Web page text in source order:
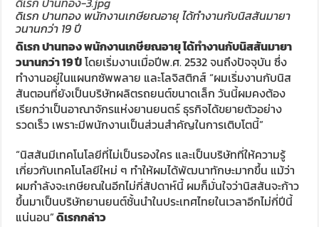
ดิเรก ปานทอง พนักงานเกษียณอายุ ได้ทำงานกับนิสสันมายา
วนานกว่า 19 ปี
ดิเรก ปานทอง พนักงานเกษียณอายุ ได้ทำงานกับนิสสันมายา
วนานกว่า 19 ปีโดยเริ่มงานเมื่อปีพ.ศ. 2532 จนถึงปัจจุบัน ซึ่ง
ทำงานอยู่ในแผนกซัพพลาย และโลจิสติกส์ “ผมเริ่มงานกับนิส
สันตอนที่ยังเป็นบริษัทผลิตรถยนต์ขนาดเล็ก วันนี้ผมคงต้อง
เรียกว่าเป็นอาณาจักรแห่งยานยนตร์ ธุรกิจได้ขยายตัวอย่าง
รวดเร็ว เพราะมีพนักงานเป็นส่วนสำคัญในการเติบโตนี้”
“นิสสันมีเทคโนโลยีที่ไม่เป็นรองใคร และเป็นบริษัทที่ให้ความรู้
เกี่ยวกับเทคโนโลยีใหม่ ๆ ทำให้ผมได้พัฒนาทักษะมากขึ้น แม้ว่า
ผมกำลังจะเกษียณในอีกไม่กี่สัปดาห์นี้ ผมก็มั่นใจว่านิสสันจะก้าว
ขึ้นมาเป็นบริษัทยานยนต์ชั้นนำในประเทศไทยในเวลาอีกไม่กี่ปีนี้
แน่นอน”ดิเรกกล่าว